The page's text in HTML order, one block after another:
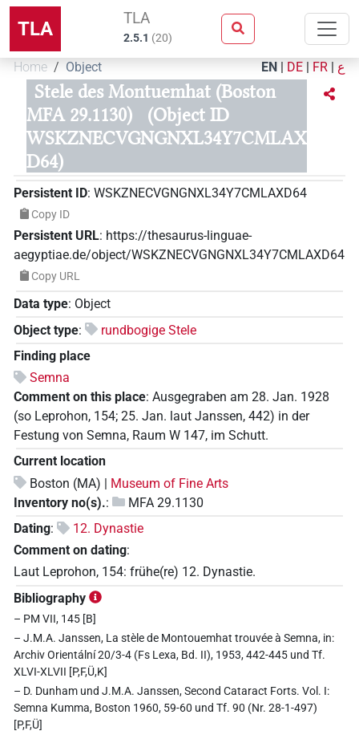
TLA TLA
2.5.1 (20)
Home Object EN | DE | FR | ع
Stele des Montuemhat (Boston
MFA 29.1130)
(Object ID
WSKZNECVGNGNXL34Y7CMLAX
D64)
Persistent ID: WSKZNECVGNGNXL34Y7CMLAXD64
Copy ID
Persistent URL: https://thesaurus-linguae-
aegyptiae.de/object/WSKZNECVGNGNXL34Y7CMLAXD64
Copy URL
Data type: Object
Object type:
rundbogige Stele
Finding place
Semna
Comment on this place: Ausgegraben am 28. Jan. 1928
(so Leprohon, 154; 25. Jan. laut Janssen, 442) in der
Festung von Semna, Raum W 147, im Schutt.
Current location
Boston (MA) | Museum of Fine Arts
Inventory no(s).:
MFA 29.1130
Dating:
12. Dynastie
Comment on dating:
Laut Leprohon, 154: frühe(re) 12. Dynastie.
Bibliography
– PM VII, 145 [B]
– J.M.A. Janssen, La stèle de Montouemhat trouvée à Semna, in:
Archiv Orientální 20/3-4 (Fs Lexa, Bd. II), 1953, 442-445 und Tf.
XLVI-XLVII [P,F,Ü,K]
– D. Dunham und J.M.A. Janssen, Second Cataract Forts. Vol. I:
Semna Kumma, Boston 1960, 59-60 und Tf. 90 (Nr. 28-1-497)
[P,F,Ü]